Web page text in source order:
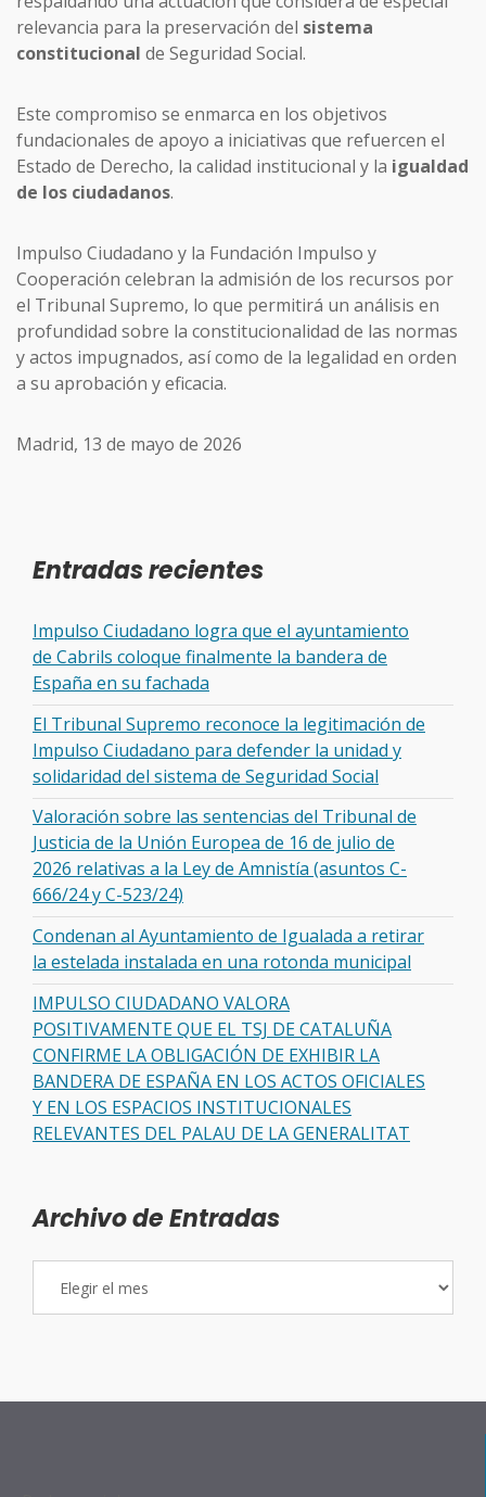
relevancia para la preservación del sistema
constitucional de Seguridad Social.
Este compromiso se enmarca en los objetivos
fundacionales de apoyo a iniciativas que refuercen el
Estado de Derecho, la calidad institucional y la igualdad
de los ciudadanos.
Impulso Ciudadano y la Fundación Impulso y
Cooperación celebran la admisión de los recursos por
el Tribunal Supremo, lo que permitirá un análisis en
profundidad sobre la constitucionalidad de las normas
y actos impugnados, así como de la legalidad en orden
a su aprobación y eficacia.
Madrid, 13 de mayo de 2026
Entradas recientes
Impulso Ciudadano logra que el ayuntamiento
de Cabrils coloque finalmente la bandera de
España en su fachada
El Tribunal Supremo reconoce la legitimación de
Impulso Ciudadano para defender la unidad y
solidaridad del sistema de Seguridad Social
Valoración sobre las sentencias del Tribunal de
Justicia de la Unión Europea de 16 de julio de
2026 relativas a la Ley de Amnistía (asuntos C-
666/24 y C-523/24)
Condenan al Ayuntamiento de Igualada a retirar
la estelada instalada en una rotonda municipal
IMPULSO CIUDADANO VALORA
POSITIVAMENTE QUE EL TSJ DE CATALUÑA
CONFIRME LA OBLIGACIÓN DE EXHIBIR LA
BANDERA DE ESPAÑA EN LOS ACTOS OFICIALES
Y EN LOS ESPACIOS INSTITUCIONALES
RELEVANTES DEL PALAU DE LA GENERALITAT
Archivo de Entradas